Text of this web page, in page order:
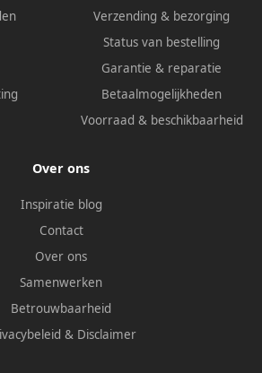
Verzending & bezorging
Status van bestelling
Garantie & reparatie
Betaalmogelijkheden
Voorraad & beschikbaarheid
Over ons
Inspiratie blog
Contact
Over ons
Samenwerken
Betrouwbaarheid
& Disclaimer